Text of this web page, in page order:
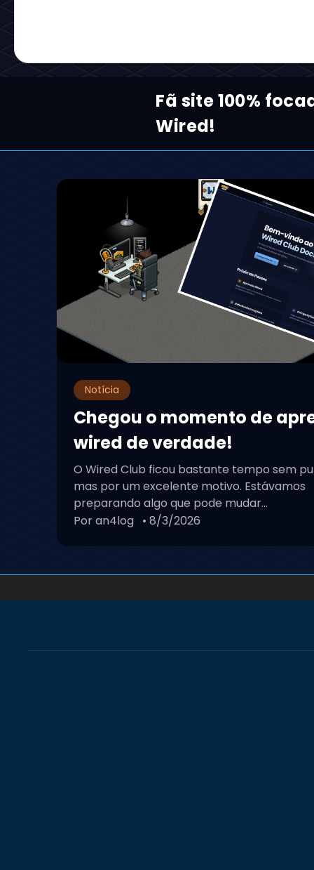
Fã site 100%
Wired!
Notícia
Chegou o momento de
wired de verdade!
O Wired Club ficou bastante tempo sem
mas por um excelente motivo. Estávamos
preparando algo que pode mudar...
Por an4log • 8/3/2026